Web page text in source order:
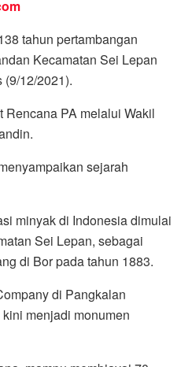
tahun pertambangan
Kecamatan Sei Lepan
(9/12/2021).
Rencana PA melalui Wakil
sejarah
minyak di Indonesia dimulai
Sei Lepan, sebagai
di Bor pada tahun 1883.
di Pangkalan
menjadi monumen